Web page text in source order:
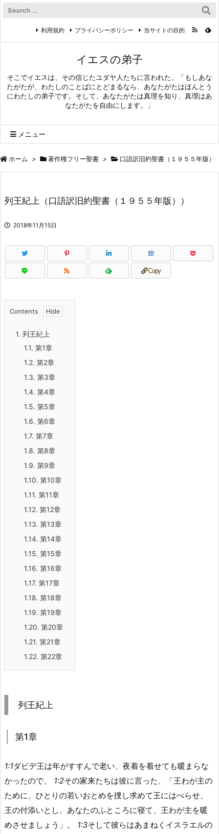
イエスの弟子
そこでイエスは、その信じたユダヤ人たちに言われた。「もしあな
たがたが、わたしのことばにとどまるなら、あなたがたはほんとう
にわたしの弟子です。そして、あなたがたは真理を知り、真理はあ
なたがたを自由にします。」
メニュー
利用規約 プライバシーポリシー 当サイトの目的
ホーム > 著作権フリー聖書 > 口語訳旧約聖書（１９５５年版）
列王紀上（口語訳旧約聖書（１９５５年版））
2018年11月15日
B!
Copy
Contents
1. 列王紀上
1.1. 第1章
1.2. 第2章
1.3. 第3章
1.4. 第4章
1.5. 第5章
1.6. 第6章
1.7. 第7章
1.8. 第8章
1.9. 第9章
1.10. 第10章
1.11. 第11章
1.12. 第12章
1.13. 第13章
1.14. 第14章
1.15. 第15章
1.16. 第16章
1.17. 第17章
1.18. 第18章
1.19. 第19章
1.20. 第20章
1.21. 第21章
1.22. 第22章
列王紀上
第1章
1:1ダビデ王は年がすすんで老い、夜着を着せても暖まらな
かったので、 1:2その家来たちは彼に言った、「王わが主の
ために、ひとりの若いおとめを捜し求めて王にはべらせ、
王の付添いとし、あなたのふところに寝て、王わが主を暖
めさせましょう」。 1:3そして彼らはあまねくイスラエルの